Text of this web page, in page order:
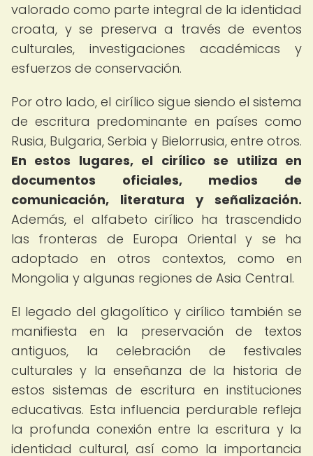
valorado como parte integral de la identidad
croata, y se preserva a través de eventos
culturales, investigaciones académicas y
esfuerzos de conservación.
Por otro lado, el cirílico sigue siendo el sistema
de escritura predominante en países como
Rusia, Bulgaria, Serbia y Bielorrusia, entre otros.
En estos lugares, el cirílico se utiliza en
documentos oficiales, medios de
comunicación, literatura y señalización.
Además, el alfabeto cirílico ha trascendido
las fronteras de Europa Oriental y se ha
adoptado en otros contextos, como en
Mongolia y algunas regiones de Asia Central.
El legado del glagolítico y cirílico también se
manifiesta en la preservación de textos
antiguos, la celebración de festivales
culturales y la enseñanza de la historia de
estos sistemas de escritura en instituciones
educativas. Esta influencia perdurable refleja
la profunda conexión entre la escritura y la
identidad cultural, así como la importancia